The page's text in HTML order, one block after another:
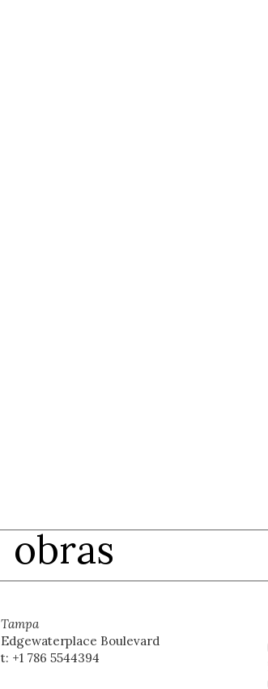
obras
Tampa
Edgewaterplace Boulevard
t: +1 786 5544394